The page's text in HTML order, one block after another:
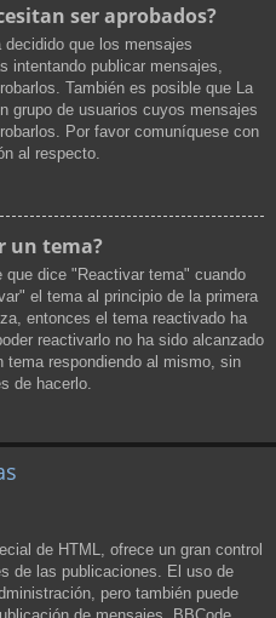
ser aprobados?
que los mensajes
intentando publicar mensajes,
También es posible que La
grupo de usuarios cuyos mensajes
Por favor comuníquese con
al respecto.
un tema?
que dice "Reactivar tema" cuando
el tema al principio de la primera
entonces el tema reactivado ha
reactivarlo no ha sido alcanzado
tema respondiendo al mismo, sin
de hacerlo.
de HTML, ofrece un gran control
de las publicaciones. El uso de
pero también puede